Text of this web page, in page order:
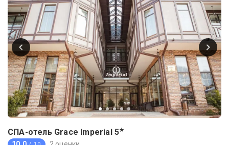
СПА-отель Grace Imperial 5★